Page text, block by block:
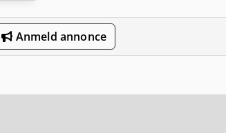
Anmeld annonce